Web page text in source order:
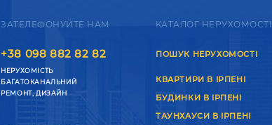
ЗАТЕЛЕФОНУЙТЕ НАМ
+38 098 882 82 82
НЕРУХОМІСТЬ
БАГАТОКАНАЛЬНИЙ
РЕМОНТ, ДИЗАЙН
КАТАЛОГ НЕРУХОМОСТІ
ПОШУК НЕРУХОМОСТІ
КВАРТИРИ В ІРПЕНІ
БУДИНКИ В ІРПЕНІ
ТАУНХАУСИ В ІРПЕНІ